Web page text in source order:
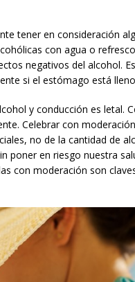
tener en consideración
con agua o
negativos del alcohol.
si el estómago está
y conducción es letal.
Celebrar con
no de la cantidad de
poner en riesgo nuestra
con moderación son